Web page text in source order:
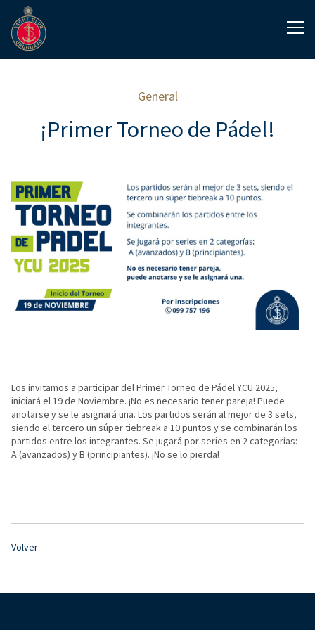
General
¡Primer Torneo de Pádel!
Los invitamos a participar del Primer Torneo de Pádel YCU 2025,
iniciará el 19 de Noviembre. ¡No es necesario tener pareja! Puede
anotarse y se le asignará una. Los partidos serán al mejor de 3 sets,
siendo el tercero un súper tiebreak a 10 puntos y se combinarán los
partidos entre los integrantes. Se jugará por series en 2 categorías:
A (avanzados) y B (principiantes). ¡No se lo pierda!
Volver